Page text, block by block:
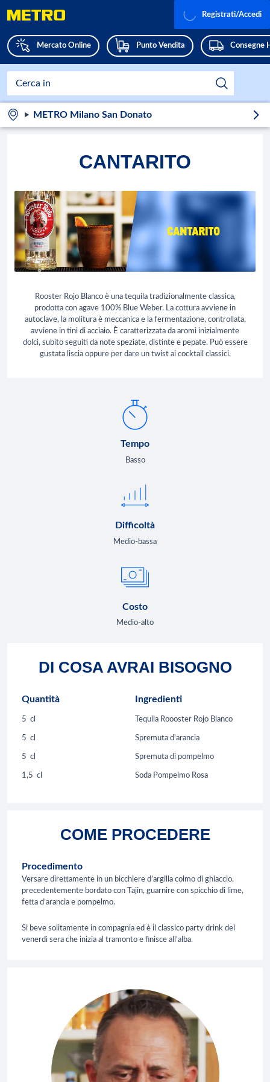
Mercato Online Punto Vendita Consegne
Registrati/Accedi
METRO Milano San Donato
CANTARITO
Rooster Rojo Blanco è una tequila tradizionalmente classica,
prodotta con agave 100% Blue Weber. La cottura avviene in
autoclave, la molitura è meccanica e la fermentazione, controllata,
avviene in tini di acciaio. È caratterizzata da aromi inizialmente
dolci, subito seguiti da note speziate, distinte e pepate. Può essere
gustata liscia oppure per dare un twist ai cocktail classici.
Tempo
Basso
Difficoltà
Medio-bassa
Costo
Medio-alto
DI COSA AVRAI BISOGNO
Quantità Ingredienti
5 cl Tequila Roooster Rojo Blanco
5 cl Spremuta d'arancia
5 cl Spremuta di pompelmo
1,5 cl Soda Pompelmo Rosa
COME PROCEDERE
Procedimento
Versare direttamente in un bicchiere d’argilla colmo di ghiaccio,
precedentemente bordato con Tajin, guarnire con spicchio di lime,
fetta d’arancia e pompelmo.
Si beve solitamente in compagnia ed è il classico party drink del
venerdì sera che inizia al tramonto e finisce all’alba.